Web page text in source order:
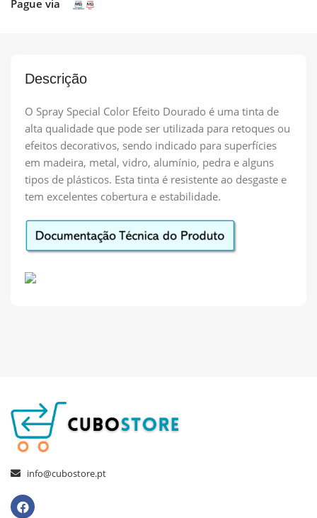
Pague via
Descrição
O Spray Special Color Efeito Dourado é uma tinta de
alta qualidade que pode ser utilizada para retoques ou
efeitos decorativos, sendo indicado para superfícies
em madeira, metal, vidro, alumínio, pedra e alguns
tipos de plásticos. Esta tinta é resistente ao desgaste e
tem excelentes cobertura e estabilidade.
info@cubostore.pt